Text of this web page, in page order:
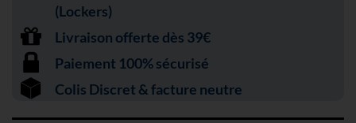
(Lockers)
Livraison offerte dès 39€
Paiement 100% sécurisé
Colis Discret & facture neutre